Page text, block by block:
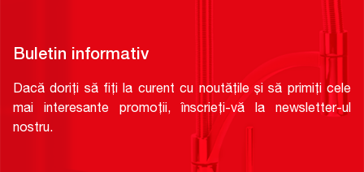
Buletin informativ
Dacă doriți să fiți la curent cu noutățile și să primiți cele
mai interesante promoții, înscrieți-vă la newsletter-ul
nostru.